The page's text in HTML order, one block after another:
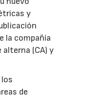
y
la compañía
(CA) y
de